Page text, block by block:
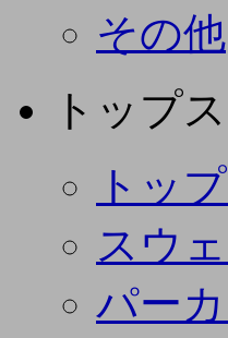
その他
トップス
トッ
スウ
パー